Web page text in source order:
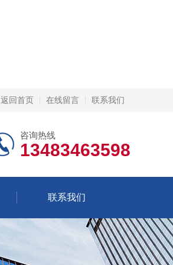
返回首页 在线留言 联系我们
咨询热线
13483463598
联系我们